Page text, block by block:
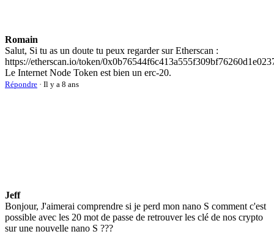
Romain
Salut, Si tu as un doute tu peux regarder sur Etherscan :
https://etherscan.io/token/
Le Internet Node Token est bien un erc-20.
Répondre · Il y a 8 ans
Jeff
Bonjour, J'aimerai comprendre si je perd mon nano S comment c'est
possible avec les 20 mot de passe de retrouver les clé de nos crypto
sur une nouvelle nano S ???